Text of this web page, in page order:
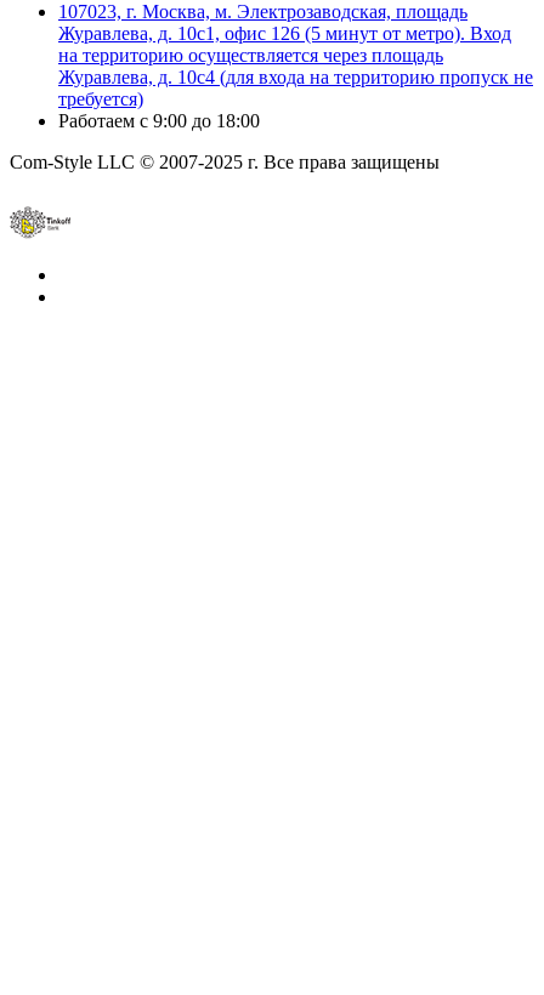
107023, г. Москва, м. Электрозаводская, площадь
Журавлева, д. 10с1, офис 126 (5 минут от метро). Вход
на территорию осуществляется через площадь
Журавлева, д. 10с4 (для входа на территорию пропуск не
требуется)
Работаем с 9:00 до 18:00
Com-Style LLC © 2007-2025 г. Все права защищены